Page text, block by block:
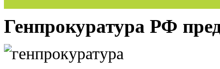
Генпрокуратура РФ